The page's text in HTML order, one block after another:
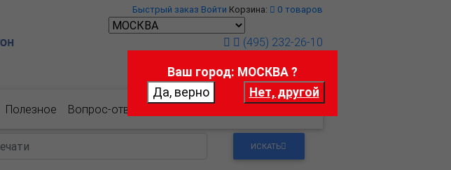
Быстрый заказ Войти Корзина: 0 товаров
(495) 232-26-10
Полезное Вопрос-ответ
ИСКАТЬ
Ваш город: МОСКВА ?